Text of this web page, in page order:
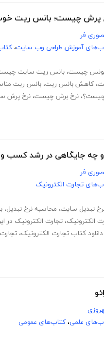
فر
آموزش طراحی وب سایت،
چیست، بانس ریت سایت
، کاهش بانس ریت، بانس ریت
، نرخ برش چیست، نرخ پرش
جایگاهی در رشد کسب و
فر
تجارت الکترونیک
تبدیل سایت، محاسبه نرخ تبدیل،
الکترونیک، تجارت الکترونیک در
دانلود کتاب تجارت الکترونیک،
علمی، کتاب‌های عمومی